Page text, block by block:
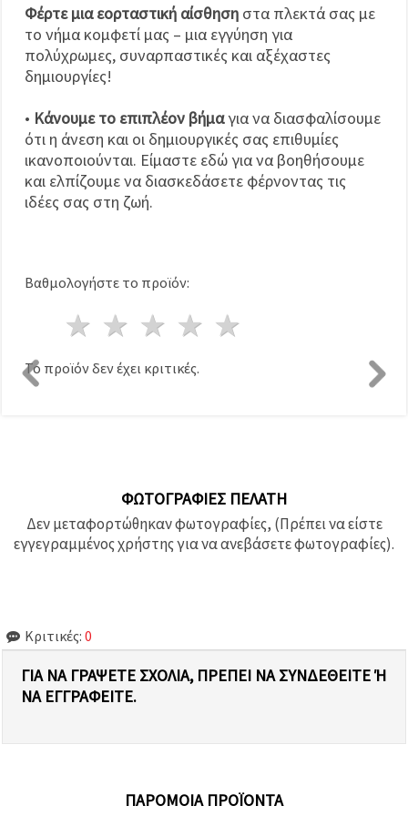
Φέρτε μια εορταστική αίσθηση στα πλεκτά σας με
το νήμα κομφετί μας – μια εγγύηση για
πολύχρωμες, συναρπαστικές και αξέχαστες
δημιουργίες!
• Κάνουμε το επιπλέον βήμαγια να διασφαλίσουμε
ότι η άνεση και οι δημιουργικές σας επιθυμίες
ικανοποιούνται. Είμαστε εδώ για να βοηθήσουμε
και ελπίζουμε να διασκεδάσετε φέρνοντας τις
ιδέες σας στη ζωή.
Βαθμολογήστε το προϊόν:
4 Αστέρια
3 Αστέρια
2 Αστέρια
1 Αστέρι
Το προϊόν δεν έχει κριτικές.
ΦΩΤΟΓΡΑΦΊΕΣ ΠΕΛΆΤΗ
Δεν μεταφορτώθηκαν φωτογραφίες, (Πρέπει να είστε
εγγεγραμμένος χρήστης για να ανεβάσετε φωτογραφίες).
Κριτικές: 0
ΓΙΑ ΝΑ ΓΡΆΨΕΤΕ ΣΧΌΛΙΑ, ΠΡΈΠΕΙ ΝΑ ΣΥΝΔΕΘΕΊΤΕ Ή Ν
Α ΕΓΓΡΑΦΕΊΤΕ.
ΠΑΡΌΜΟΙΑ ΠΡΟΪΌΝΤΑ